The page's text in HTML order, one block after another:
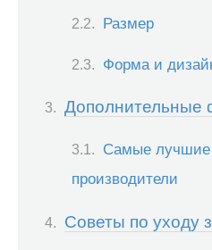
Размер
Форма и
Дополнительные
Самые лучшие
производители
Советы по уходу